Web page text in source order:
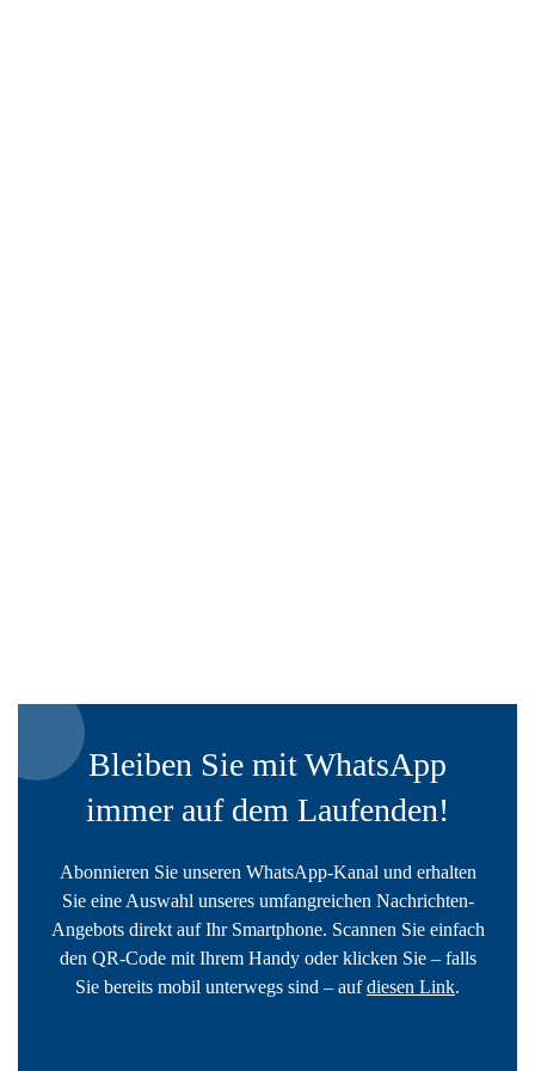
Bleiben Sie mit WhatsApp
immer auf dem Laufenden!
Abonnieren Sie unseren WhatsApp-Kanal und erhalten
Sie eine Auswahl unseres umfangreichen Nachrichten-
Angebots direkt auf Ihr Smartphone. Scannen Sie einfach
den QR-Code mit Ihrem Handy oder klicken Sie – falls
Sie bereits mobil unterwegs sind – aufdiesen Link.